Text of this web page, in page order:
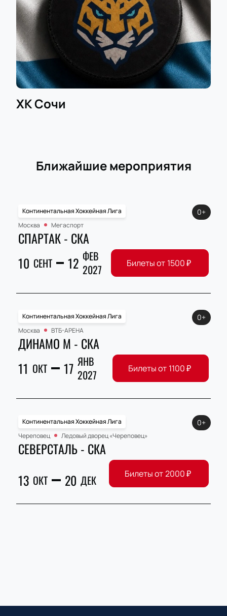
ХК Сочи
Ближайшие мероприятия
Континентальная Хоккейная Лига
Москва
Мегаспорт
СПАРТАК - СКА
10 СЕНТ 12 ФЕВ
2027
0+
Билеты от 1500₽
Континентальная Хоккейная Лига
Москва
ВТБ-АРЕНА
ДИНАМО М - СКА
11 ОКТ 17 ЯНВ
2027
0+
Билеты от 1100₽
Континентальная Хоккейная Лига
Череповец
Ледовый дворец «Череповец»
СЕВЕРСТАЛЬ - СКА
13 ОКТ 20 ДЕК
0+
Билеты от2000₽